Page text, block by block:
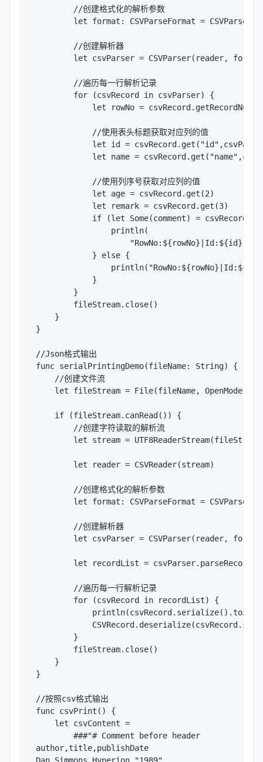
        //创建格式化的解析参数
let format: CSVParseFormat =
        //创建解析器
let csvParser = CSVParser(reader,
        //遍历每一行解析记录
        for (csvRecord in csvParser) {
let rowNo =
            //使用表头标题获取对应列的值
let id =
let name =
            //使用列序号获取对应列的值
            let age = csvRecord.get(2)
            let remark = csvRecord.get(3)
if (let Some(comment) =
                println(
            } else {
            }
        }
        fileStream.close()
    }
}
//Json格式输出
func serialPrintingDemo(fileName: String) {
    //创建文件流
let fileStream = File(fileName,
    if (fileStream.canRead()) {
        //创建字符读取的解析流
let stream =
        let reader = CSVReader(stream)
        //创建格式化的解析参数
let format: CSVParseFormat =
        //创建解析器
let csvParser = CSVParser(reader,
let recordList =
        //遍历每一行解析记录
        for (csvRecord in recordList) {
        }
        fileStream.close()
    }
}
//按照csv格式输出
func csvPrint() {
    let csvContent =
        ###"# Comment before header
author,title,publishDate